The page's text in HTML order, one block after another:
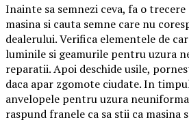
Inainte sa semnezi ceva, fa o
masina si cauta semne care nu
dealerului. Verifica elementele de
luminile si geamurile pentru uzura
reparatii. Apoi deschide usile,
daca apar zgomote ciudate. In
anvelopele pentru uzura
raspund franele ca sa stii ca masina